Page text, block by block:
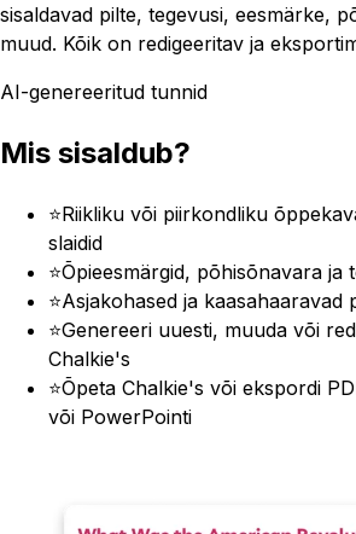
sisaldavad pilte, tegevusi, eesmärke,
muud. Kõik on redigeeritav ja
AI-genereeritud tunnid
Mis sisaldub?
⭐Riikliku või piirkondliku
slaidid
⭐Õpieesmärgid, põhisõnavara ja
⭐Asjakohased ja kaasahaaravad
⭐Genereeri uuesti, muuda või
Chalkie's
⭐Õpeta Chalkie's või ekspordi
või PowerPointi